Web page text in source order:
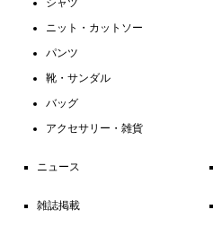
ニット・カットソー
パンツ
靴・サンダル
バッグ
アクセサリー・雑貨
ニュース
雑誌掲載